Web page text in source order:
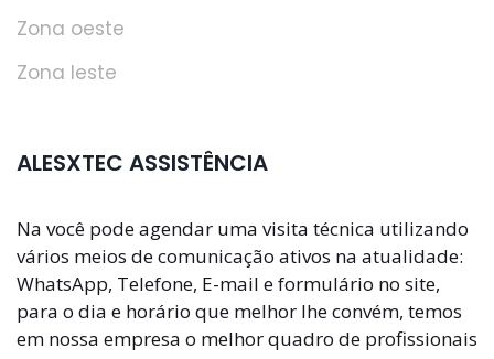
Zona oeste
Zona leste
ALESXTEC ASSISTÊNCIA
Na você pode agendar uma visita técnica utilizando
vários meios de comunicação ativos na atualidade:
WhatsApp, Telefone, E-mail e formulário no site,
para o dia e horário que melhor lhe convém, temos
em nossa empresa o melhor quadro de profissionais